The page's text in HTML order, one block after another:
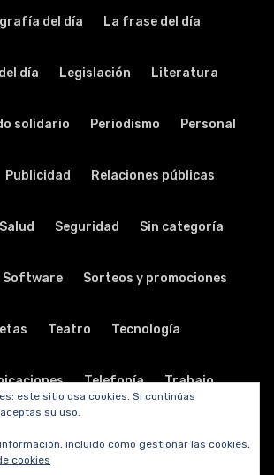
del día La frase del día
día Legislación Literatura
solidario Periodismo Personal
Publicidad Relaciones públicas
Salud Seguridad Sin categoría
Software Sorteos y promociones
Teatro Tecnología
Telefonía Trabajo
este sitio usa cookies. Si continúas
su uso.
incluido cómo gestionar las cookies,
cookies